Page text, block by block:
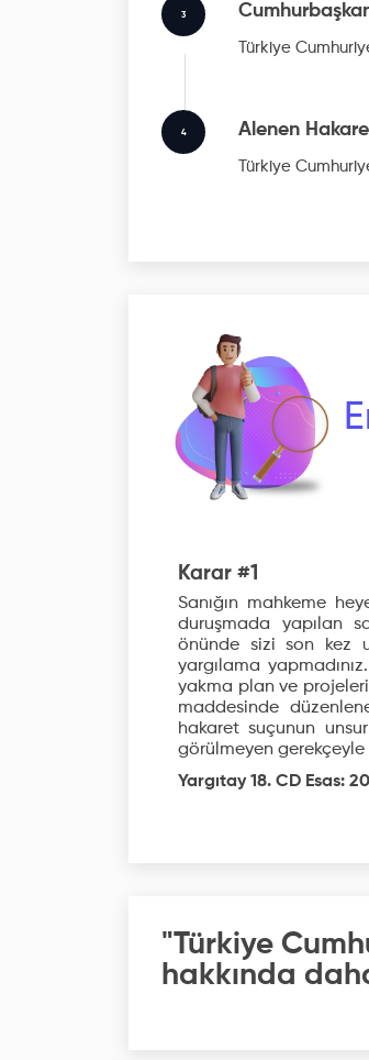
3
Türkiye
4 Alenen
Türkiye
Karar #1
Sanığın mahkeme
duruşmada yapılan
önünde sizi son kez
yargılama
yakma plan ve
maddesinde
hakaret suçunun
görülmeyen gerekçeyle
Yargıtay 18. CD Esas:
"Türkiye
hakkında